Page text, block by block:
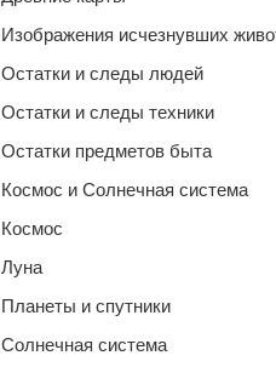
Изображения исчезнувших
Остатки и следы людей
Остатки и следы техники
Остатки предметов быта
Космос и Солнечная система
Космос
Луна
Планеты и спутники
Солнечная система